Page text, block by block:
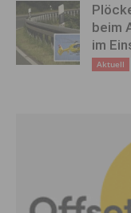
beim
im
Aktuell